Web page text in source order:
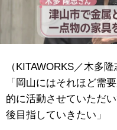
（KITAWORKS／木多隆
「岡山にはそれほど需
的に活動させていただ
後目指していきたい」